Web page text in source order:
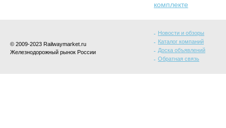
комплекте
© 2009-2023 Railwaymarket.ru
Железнодорожный рынок России
Новости и обзоры
Каталог компаний
Доска объявлений
Обратная связь